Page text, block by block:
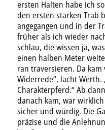
ersten Halten habe ich
den ersten starken Trab
angegangen und in der
früher als ich wieder
schlau, die wissen ja,
einen halben Meter
ran traversieren. Da
Widerrede“, lacht Werth.
Charakterpferd.“ Ab
danach kam, war
sicher und würdig. Die
präzise und die